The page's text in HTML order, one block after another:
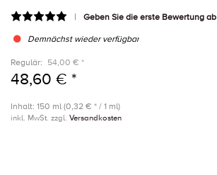
Geben Sie die erste Bewertung ab
Demnächst wieder verfügbar
Regulär: 54,00 € *
48,60 € *
Inhalt: 150 ml (0,32 € * / 1 ml)
inkl. MwSt. zzgl. Versandkosten